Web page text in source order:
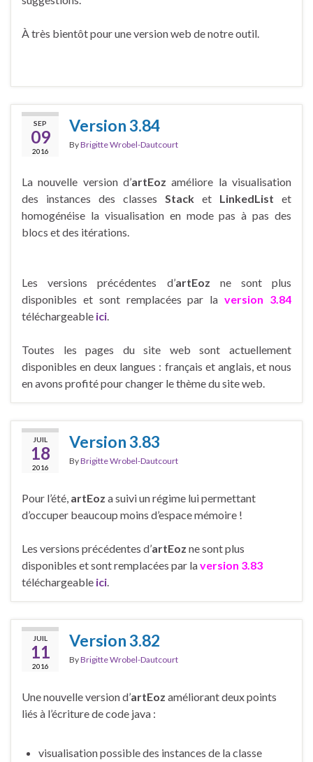
À très bientôt pour une version web de notre outil.
SEP
09
2016
Version 3.84
ByBrigitte Wrobel-Dautcourt
La nouvelle version d’artEoz améliore la visualisation
des instances des classes Stack et LinkedList et
homogénéise la visualisation en mode pas à pas des
blocs et des itérations.
Les versions précédentes d’artEoz ne sont plus
disponibles et sont remplacées par laversion 3.84
téléchargeable ici.
Toutes les pages du site web sont actuellement
disponibles en deux langues : français et anglais, et nous
en avons profité pour changer le thème du site web.
JUIL
18
2016
Version 3.83
ByBrigitte Wrobel-Dautcourt
Pour l’été, artEoz a suivi un régime lui permettant
d’occuper beaucoup moins d’espace mémoire !
Les versions précédentes d’artEoz ne sont plus
disponibles et sont remplacées par laversion 3.83
téléchargeable ici.
JUIL
11
2016
Version 3.82
ByBrigitte Wrobel-Dautcourt
Une nouvelle version d’artEoz améliorant deux points
liés à l’écriture de code java :
visualisation possible des instances de la classe